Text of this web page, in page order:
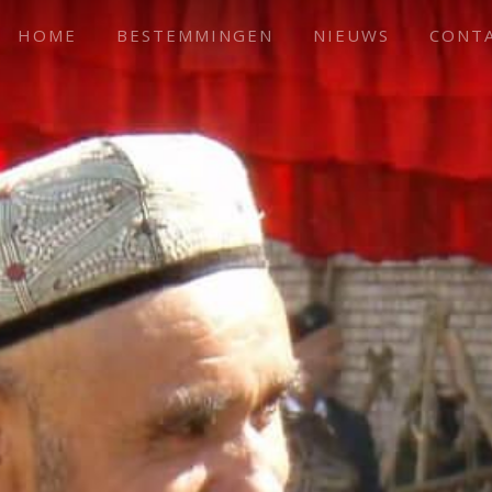
HOME BESTEMMINGEN NIEUWS